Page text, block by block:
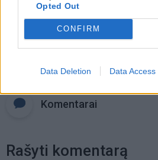
Opted Out
CONFIRM
Data Deletion Data Access
Raktažodžiai
nerimas kaunas klaipėdiečiai
Komentarai
Rašyti komentarą